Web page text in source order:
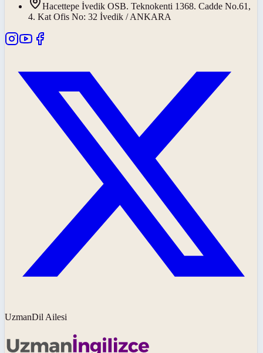
Hacettepe İvedik OSB. Teknokenti 1368. Cadde No.61,
4. Kat Ofis No: 32 İvedik / ANKARA
UzmanDil Ailesi